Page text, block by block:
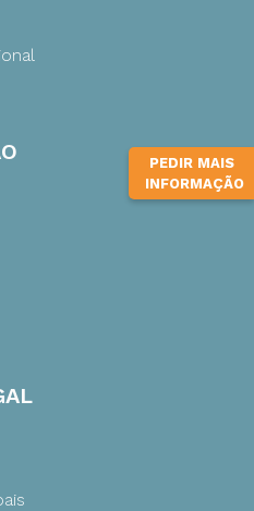
PEDIR MAIS
INFORMAÇÃO